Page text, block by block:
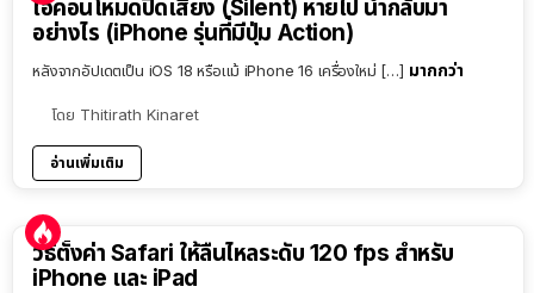
ไอคอนโหมดปิดเสียง (Silent) หายไป นำกลับมา
อย่างไร (iPhone รุ่นที่มีปุ่ม Action)
หลังจากอัปเดตเป็น iOS 18 หรือแม้ iPhone 16 เครื่องใหม่ […] มากกว่า
โดย Thitirath Kinaret
อ่านเพิ่มเติม
วิธีตั้งค่า Safari ให้ลื่นไหลระดับ 120 fps สำหรับ
iPhone และ iPad